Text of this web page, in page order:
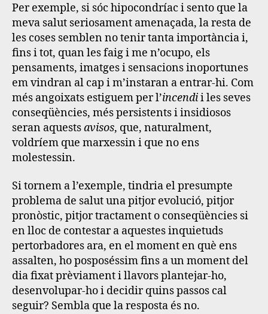
Per exemple, si sóc hipocondríac i sento que la
meva salut seriosament amenaçada, la resta de
les coses semblen no tenir tanta importància i,
fins i tot, quan les faig i me n’ocupo, els
pensaments, imatges i sensacions inoportunes
em vindran al cap i m’instaran a entrar-hi. Com
més angoixats estiguem per l’incendii les seves
conseqüències, més persistents i insidiosos
seran aquestsavisos, que, naturalment,
voldríem que marxessin i que no ens
molestessin.
Si tornem a l’exemple, tindria el presumpte
problema de salut una pitjor evolució, pitjor
pronòstic, pitjor tractament o conseqüències si
en lloc de contestar a aquestes inquietuds
pertorbadores ara, en el moment en què ens
assalten, ho posposéssim fins a un moment del
dia fixat prèviament i llavors plantejar-ho,
desenvolupar-ho i decidir quins passos cal
seguir? Sembla que la resposta és no.